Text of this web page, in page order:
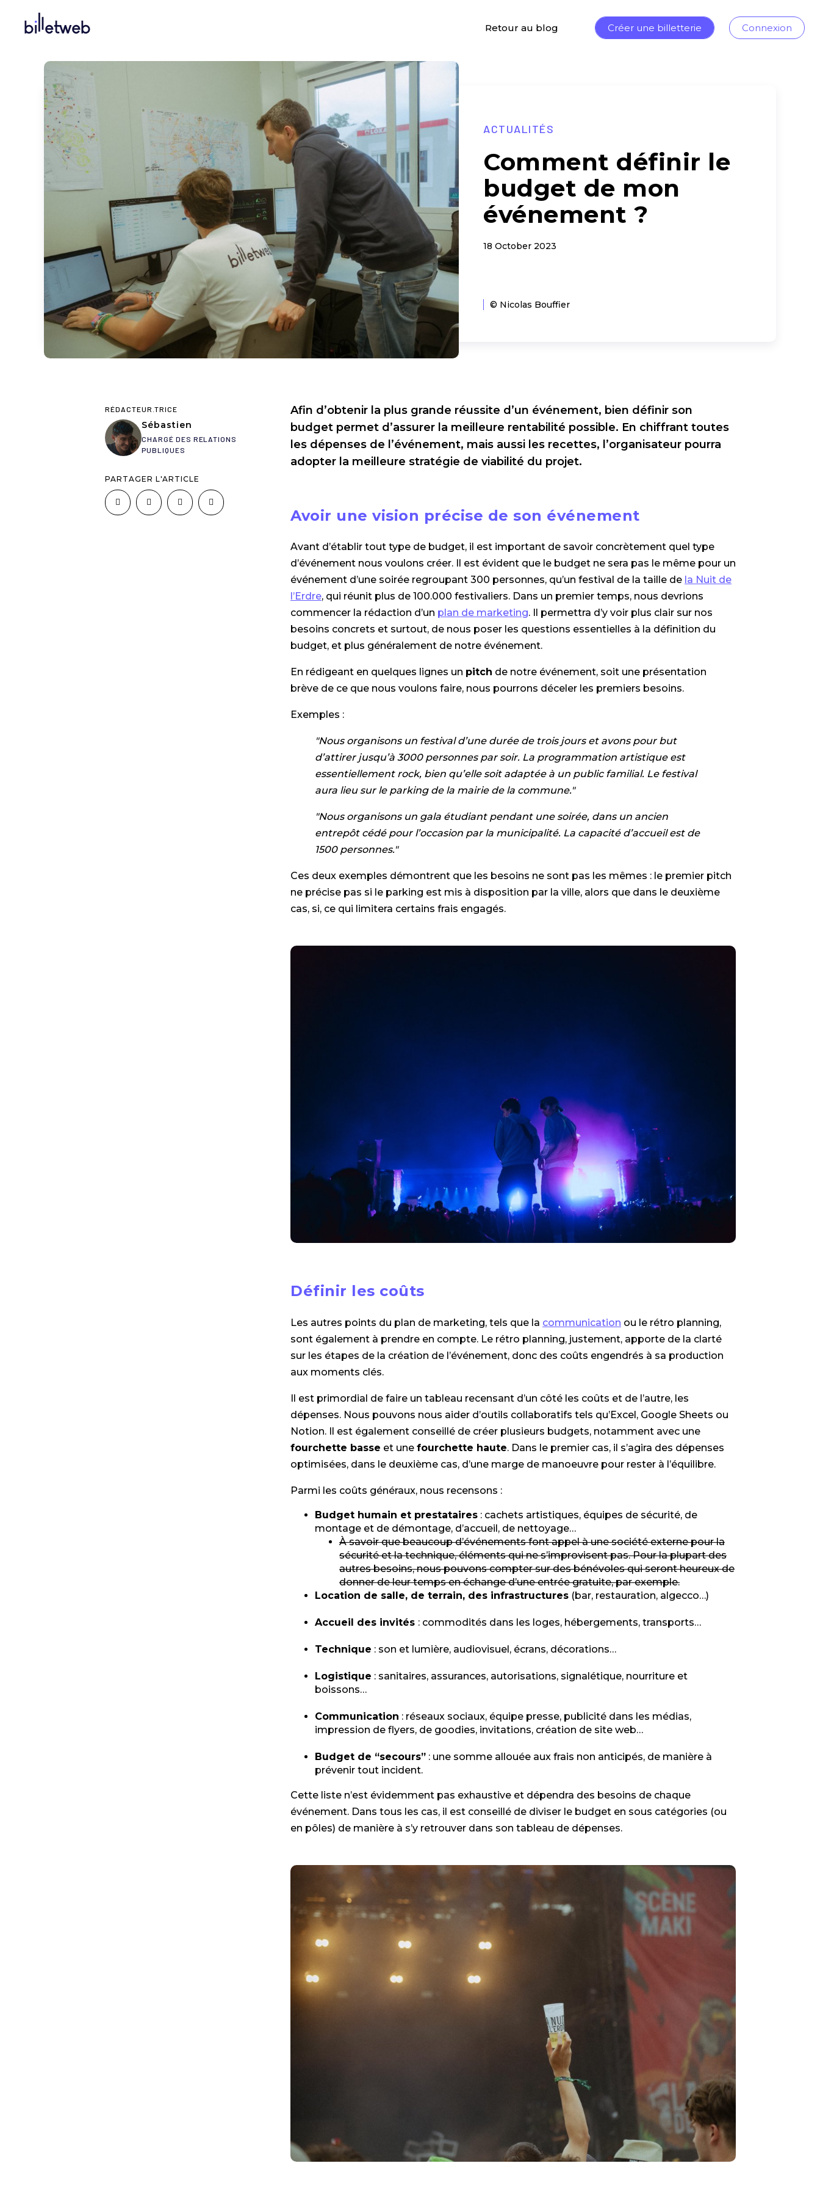
Retour au blog Créer une billetterie Connexion
ACTUALITÉS
Comment définir le
budget de mon
événement ?
18 October 2023
© Nicolas Bouffier
RÉDACTEUR.TRICE
Sébastien
CHARGÉ DES RELATIONS
PUBLIQUES
PARTAGER L'ARTICLE
Afin d’obtenir la plus grande réussite d’un événement, bien définir son
budget permet d’assurer la meilleure rentabilité possible. En chiffrant toutes
les dépenses de l’événement, mais aussi les recettes, l’organisateur pourra
adopter la meilleure stratégie de viabilité du projet.
Avoir une vision précise de son événement
Avant d’établir tout type de budget, il est important de savoir concrètement quel type
d’événement nous voulons créer. Il est évident que le budget ne sera pas le même pour un
événement d’une soirée regroupant 300 personnes, qu’un festival de la taille de la Nuit de
l’Erdre, qui réunit plus de 100.000 festivaliers. Dans un premier temps, nous devrions
commencer la rédaction d’un plan de marketing. Il permettra d’y voir plus clair sur nos
besoins concrets et surtout, de nous poser les questions essentielles à la définition du
budget, et plus généralement de notre événement.
En rédigeant en quelques lignes un pitch de notre événement, soit une présentation
brève de ce que nous voulons faire, nous pourrons déceler les premiers besoins.
Exemples :
"Nous organisons un festival d’une durée de trois jours et avons pour but
d’attirer jusqu’à 3000 personnes par soir. La programmation artistique est
essentiellement rock, bien qu’elle soit adaptée à un public familial. Le festival
aura lieu sur le parking de la mairie de la commune."
"Nous organisons un gala étudiant pendant une soirée, dans un ancien
entrepôt cédé pour l’occasion par la municipalité. La capacité d’accueil est de
1500 personnes."
Ces deux exemples démontrent que les besoins ne sont pas les mêmes : le premier pitch
ne précise pas si le parking est mis à disposition par la ville, alors que dans le deuxième
cas, si, ce qui limitera certains frais engagés.
Définir les coûts
Les autres points du plan de marketing, tels que la communication ou le rétro planning,
sont également à prendre en compte. Le rétro planning, justement, apporte de la clarté
sur les étapes de la création de l’événement, donc des coûts engendrés à sa production
aux moments clés.
Il est primordial de faire un tableau recensant d’un côté les coûts et de l’autre, les
dépenses. Nous pouvons nous aider d’outils collaboratifs tels qu’Excel, Google Sheets ou
Notion. Il est également conseillé de créer plusieurs budgets, notamment avec une
fourchette basse et une fourchette haute. Dans le premier cas, il s’agira des dépenses
optimisées, dans le deuxième cas, d’une marge de manoeuvre pour rester à l’équilibre.
Parmi les coûts généraux, nous recensons :
Budget humain et prestataires : cachets artistiques, équipes de sécurité, de
montage et de démontage, d’accueil, de nettoyage…
À savoir que beaucoup d’événements font appel à une société externe pour la
sécurité et la technique, éléments qui ne s’improvisent pas. Pour la plupart des
autres besoins, nous pouvons compter sur des bénévoles qui seront heureux de
donner de leur temps en échange d’une entrée gratuite, par exemple.
Location de salle, de terrain, des infrastructures (bar, restauration, algecco…)
Accueil des invités : commodités dans les loges, hébergements, transports…
Technique : son et lumière, audiovisuel, écrans, décorations…
Logistique : sanitaires, assurances, autorisations, signalétique, nourriture et
boissons…
Communication : réseaux sociaux, équipe presse, publicité dans les médias,
impression de flyers, de goodies, invitations, création de site web…
Budget de “secours” : une somme allouée aux frais non anticipés, de manière à
prévenir tout incident.
Cette liste n’est évidemment pas exhaustive et dépendra des besoins de chaque
événement. Dans tous les cas, il est conseillé de diviser le budget en sous catégories (ou
en pôles) de manière à s’y retrouver dans son tableau de dépenses.